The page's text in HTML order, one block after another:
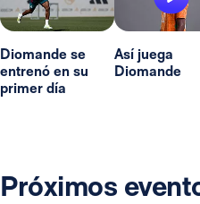
Diomande se
entrenó en su
primer día
Así juega
Diomande
Próximos